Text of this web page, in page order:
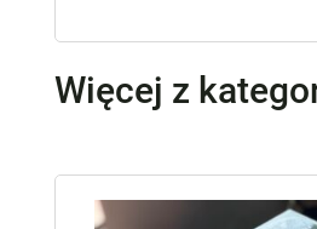
Więcej z